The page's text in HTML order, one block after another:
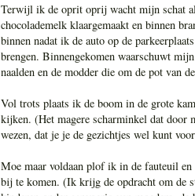
Terwijl ik de oprit oprij wacht mijn schat
chocolademelk klaargemaakt en binnen
binnen nadat ik de auto op de
brengen. Binnengekomen waarschuwt
naalden en de modder die om de pot van
Vol trots plaats ik de boom in de grote
kijken. (Het magere scharminkel dat door
wezen, dat je je de gezichtjes wel kunt
Moe maar voldaan plof ik in de fauteuil
bij te komen. (Ik krijg de opdracht om de